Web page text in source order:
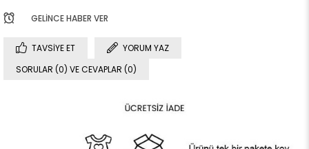
GELINCE HABER VER
TAVSIYE ET
YORUM YAZ
SORULAR (0) VE CEVAPLAR (0)